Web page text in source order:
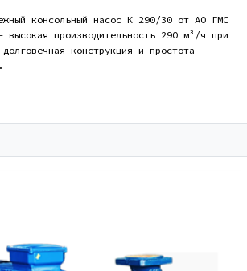
консольный насос К 290/30 от АО ГМС
высокая производительность 290 м³/ч при
конструкция и простота